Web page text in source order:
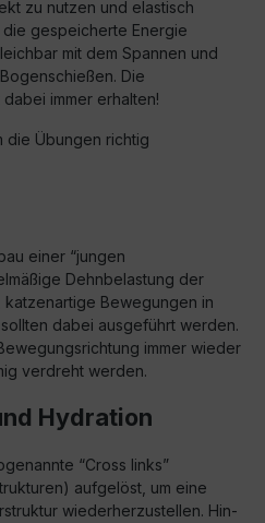
zu nutzen und elastisch
gespeicherte Energie
mit dem Spannen und
Die
immer erhalten!
die Übungen richtig
einer “jungen
Dehnbelastung der
katzenartige Bewegungen in
dabei ausgeführt werden.
immer wieder
verdreht werden.
Hydration
“Cross links”
aufgelöst, um eine
wiederherzustellen. Hin-